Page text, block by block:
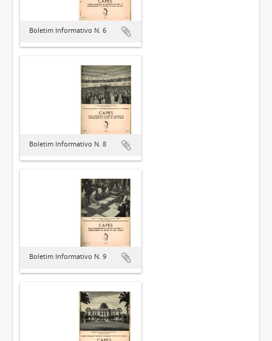
Boletim Informativo N. 6
Boletim Informativo N. 8
Boletim Informativo N. 9